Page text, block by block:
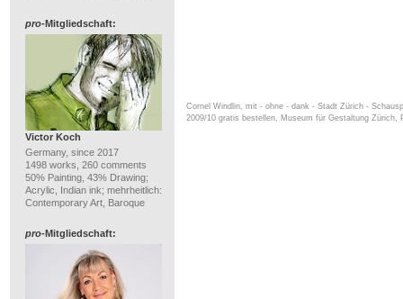
pro-Mitgliedschaft:
Victor Koch
Germany, since 2017
1498 works, 260 comments
50% Painting, 43% Drawing;
Acrylic, Indian ink; mehrheitlich:
Contemporary Art, Baroque
pro-Mitgliedschaft:
Cornel Windlin, mit - ohne - dank - Stadt Zürich -
2009/10 gratis bestellen, Museum für Gestaltung Zürich,